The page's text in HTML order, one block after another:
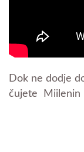
Dok ne dodje
čujete Miilenin